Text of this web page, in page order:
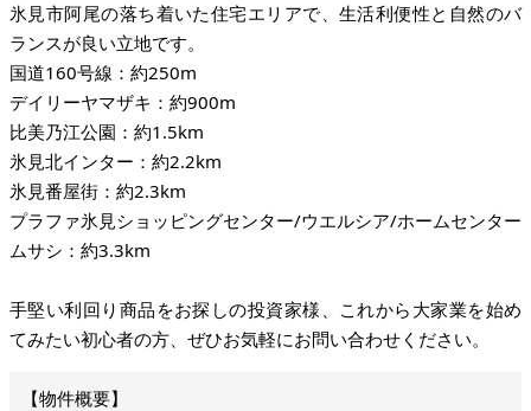
氷見市阿尾の落ち着いた住宅エリアで、生活利便性と自然のバ
ランスが良い立地です。
国道160号線：約250m
デイリーヤマザキ：約900m
比美乃江公園：約1.5km
氷見北インター：約2.2km
氷見番屋街：約2.3km
プラファ氷見ショッピングセンター/ウエルシア/ホームセンター
ムサシ：約3.3km
手堅い利回り商品をお探しの投資家様、これから大家業を始め
てみたい初心者の方、ぜひお気軽にお問い合わせください。